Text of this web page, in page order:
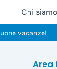
Chi siamo
Area